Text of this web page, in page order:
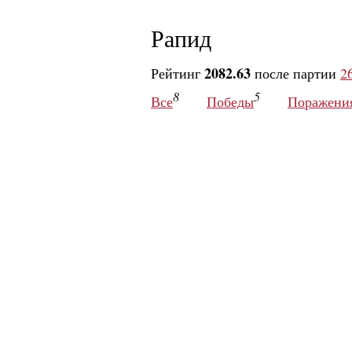
Рапид
Рейтинг 2082.63 после партии
Все8 Победы5